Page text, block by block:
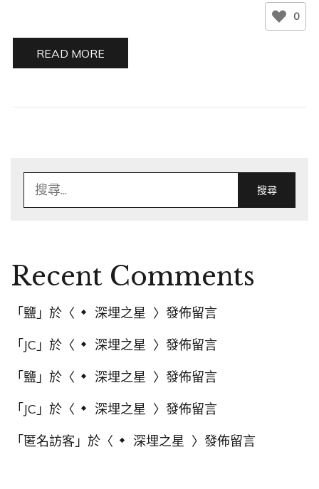
0
READ MORE
Recent Comments
「鹽 」於〈 深埋之星 〉發佈留言
「JC 」於〈 深埋之星 〉發佈留言
「鹽 」於〈 深埋之星 〉發佈留言
「JC 」於〈 深埋之星 〉發佈留言
「匿名訪客 」於〈 深埋之星 〉發佈留言